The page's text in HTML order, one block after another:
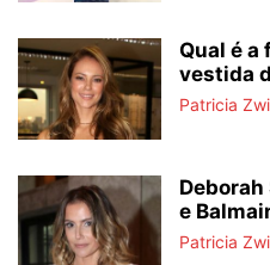
Qual é a
vestida
Patricia
e
Patricia